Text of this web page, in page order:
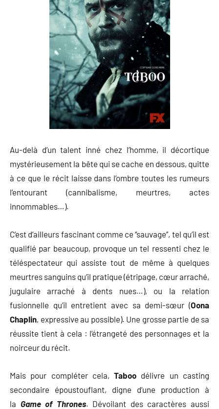
Au-delà d’un talent inné chez l’homme, il décortique
mystérieusement la bête qui se cache en dessous, quitte
à ce que le récit laisse dans l’ombre toutes les rumeurs
l’entourant (cannibalisme, meurtres, actes
innommables…).
C’est d’ailleurs fascinant comme ce ‘’sauvage’’, tel qu’il est
qualifié par beaucoup, provoque un tel ressenti chez le
téléspectateur qui assiste tout de même à quelques
meurtres sanguins qu’il pratique (étripage, cœur arraché,
jugulaire arraché à dents nues…), ou la relation
fusionnelle qu’il entretient avec sa demi-sœur (Oona
Chaplin, expressive au possible). Une grosse partie de sa
réussite tient à cela : l’étrangeté des personnages et la
noirceur du récit.
Mais pour compléter cela,Taboo délivre un casting
secondaire époustouflant, digne d’une production à
la Game of Thrones. Dévoilant des caractères aussi